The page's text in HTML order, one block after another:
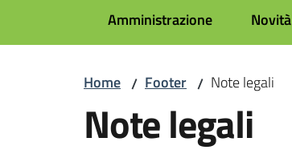
Amministrazione Novità
Home / Footer / Note legali
Note legali